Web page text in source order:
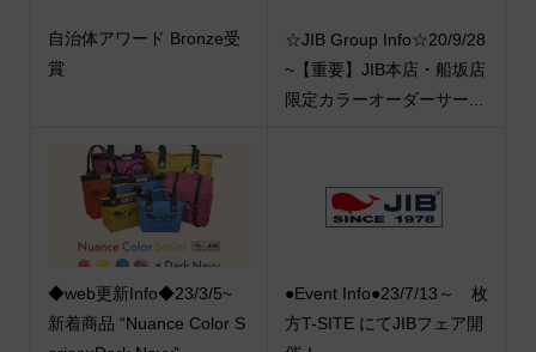
自治体アワード Bronze受
賞
☆JIB Group Info☆20/9/28
~【重要】JIB本店・船坂店
限定カラーオーダーサー...
◆web更新Info◆23/3/5~
新着商品 “Nuance Color S
●Event Info●23/7/13～ 枚
方T-SITE にてJIBフェア開